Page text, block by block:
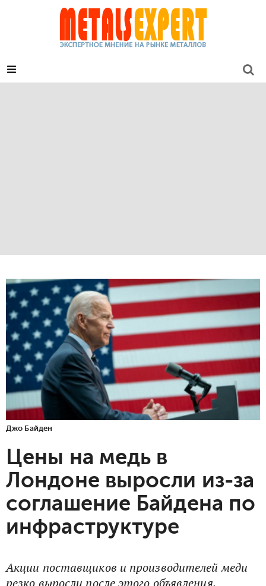
Джо Байден
Цены на медь в
Лондоне выросли из-за
соглашение Байдена по
инфраструктуре
Акции поставщиков и производителей меди
резко выросли после этого объявления.